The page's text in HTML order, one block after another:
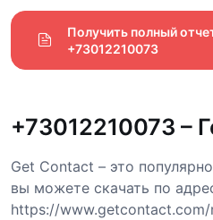
Получить полный
+73012210073
+73012210073 –
Get Contact – это
вы можете скачать по
https://